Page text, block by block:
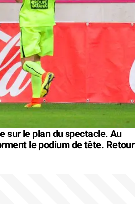
sur le plan du spectacle. Au
le podium de tête. Retour